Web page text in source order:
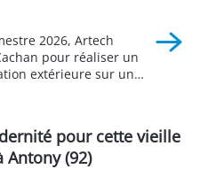
2026, Artech
pour réaliser un
extérieure sur un
immobilier,
moderniser son
globale
pour cette vieille
Antony (92)